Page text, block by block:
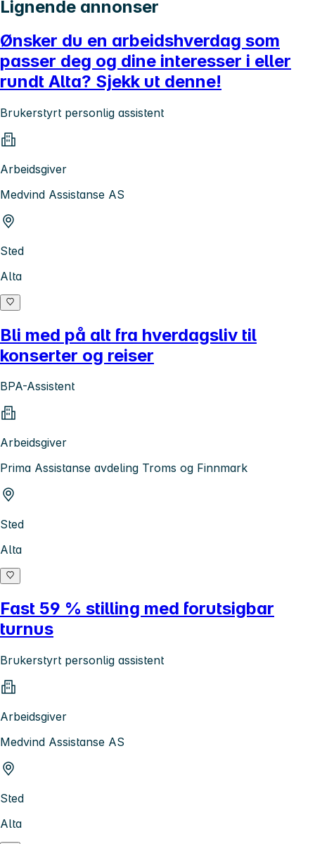
Lignende annonser
Ønsker du en arbeidshverdag som
passer deg og dine interesser i eller
rundt Alta? Sjekk ut denne!
Brukerstyrt personlig assistent
Arbeidsgiver
Medvind Assistanse AS
Sted
Alta
Bli med på alt fra hverdagsliv til
konserter og reiser
BPA-Assistent
Arbeidsgiver
Prima Assistanse avdeling Troms og Finnmark
Sted
Alta
Fast 59 % stilling med forutsigbar
turnus
Brukerstyrt personlig assistent
Arbeidsgiver
Medvind Assistanse AS
Sted
Alta